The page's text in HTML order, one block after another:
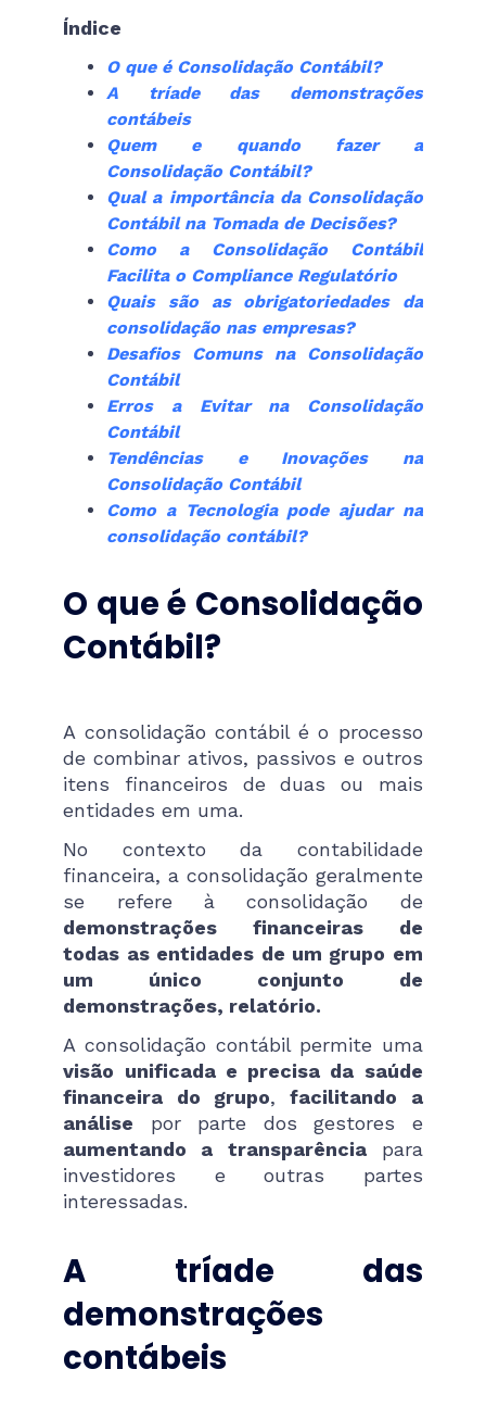
Índice
O que é Consolidação Contábil?
A tríade das demonstrações
contábeis
Quem e quando fazer a
Consolidação Contábil?
Qual a importância da Consolidação
Contábil na Tomada de Decisões?
Como a Consolidação Contábil
Facilita o Compliance Regulatório
Quais são as obrigatoriedades da
consolidação nas empresas?
Desafios Comuns na Consolidação
Contábil
Erros a Evitar na Consolidação
Contábil
Tendências e Inovações na
Consolidação Contábil
Como a Tecnologia pode ajudar na
consolidação contábil?
O que é Consolidação
Contábil?
A consolidação contábil é o processo
de combinar ativos, passivos e outros
itens financeiros de duas ou mais
entidades em uma.
No contexto da contabilidade
financeira, a consolidação geralmente
se refere à consolidação de
demonstrações financeiras de
todas as entidades de um grupo em
um único conjunto de
demonstrações, relatório.
A consolidação contábil permite uma
visão unificada e precisa da saúde
financeira do grupo,facilitando a
análise por parte dos gestores e
aumentando a transparênciapara
investidores e outras partes
interessadas.
A tríade das
demonstrações
contábeis